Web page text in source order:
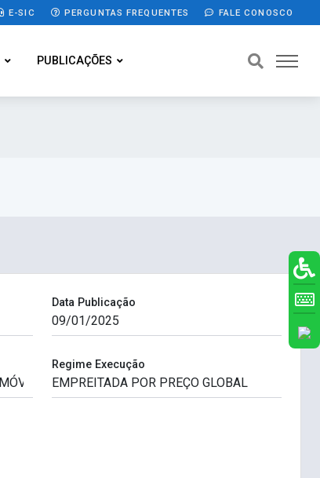
E-SIC PERGUNTAS FREQUENTES FALE CONOSCO
PUBLICAÇÕES
Data Publicação
Regime Execução